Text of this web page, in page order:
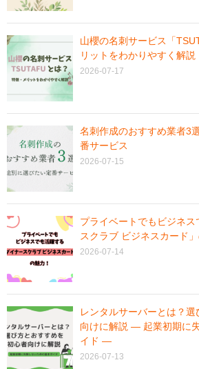
山櫻の名刺サービス「
リットをわかりやすく解説
2026-07-17
名刺作成のおすすめ業者3
番サービス
2026-07-15
プライベートでもビジネ
スクラブ ビジネスカード」
2026-07-14
レンタルサーバーとは？
向けに解説 ― 起業初期に
イド ―
2026-07-13